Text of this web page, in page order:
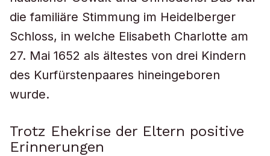
die familiäre Stimmung im Heidelberger
Schloss, in welche Elisabeth Charlotte am
27. Mai 1652 als ältestes von drei Kindern
des Kurfürstenpaares hineingeboren
wurde.
Trotz Ehekrise der Eltern positive
Erinnerungen